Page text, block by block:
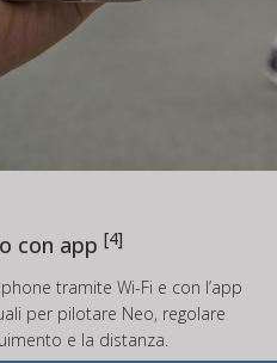
con app [4]
tramite Wi-Fi e con l’app
per pilotare Neo, regolare
e la distanza.